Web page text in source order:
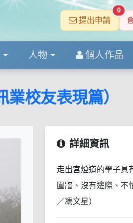
提出申請
0
人物 個人作品
業校友表現篇）
詳細資訊
走出宮燈道的學子具
圍牆、沒有邊際、不
／馮文星）